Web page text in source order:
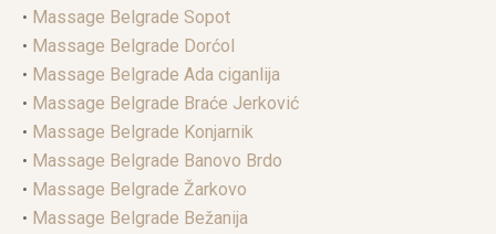
• Massage Belgrade Sopot
• Massage Belgrade Dorćol
• Massage Belgrade Ada ciganlija
• Massage Belgrade Braće Jerković
• Massage Belgrade Konjarnik
• Massage Belgrade Banovo Brdo
• Massage Belgrade Žarkovo
• Massage Belgrade Bežanija